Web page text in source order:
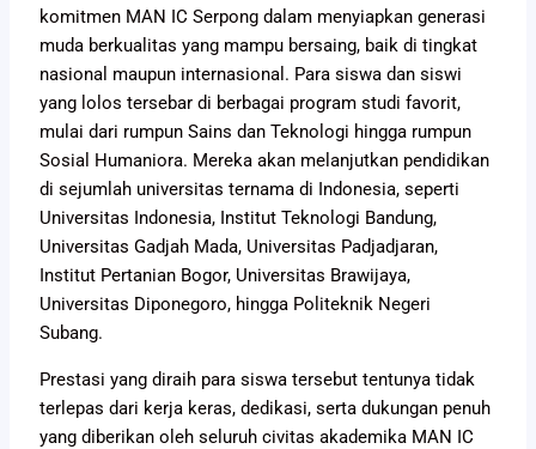
komitmen MAN IC Serpong dalam menyiapkan generasi
muda berkualitas yang mampu bersaing, baik di tingkat
nasional maupun internasional. Para siswa dan siswi
yang lolos tersebar di berbagai program studi favorit,
mulai dari rumpun Sains dan Teknologi hingga rumpun
Sosial Humaniora. Mereka akan melanjutkan pendidikan
di sejumlah universitas ternama di Indonesia, seperti
Universitas Indonesia, Institut Teknologi Bandung,
Universitas Gadjah Mada, Universitas Padjadjaran,
Institut Pertanian Bogor, Universitas Brawijaya,
Universitas Diponegoro, hingga Politeknik Negeri
Subang.
Prestasi yang diraih para siswa tersebut tentunya tidak
terlepas dari kerja keras, dedikasi, serta dukungan penuh
yang diberikan oleh seluruh civitas akademika MAN IC